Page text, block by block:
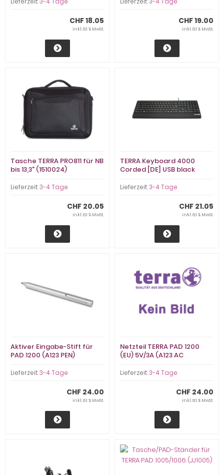
CHF 18.05
inkl. 8.1 % MwSt.
CHF 19.00
inkl. 8.1 % MwSt.
Tasche TERRA PRO811 für NB
bis 13,3" (1510024)
Lieferzeit:3-4 Tage
CHF 20.05
inkl. 8.1 % MwSt.
TERRA Keyboard 4000
Corded [DE] USB black
Lieferzeit:3-4 Tage
CHF 21.05
inkl. 8.1 % MwSt.
Aktiver Eingabe-Stift für
PAD 1200 (A123 PEN)
Lieferzeit:3-4 Tage
CHF 24.00
inkl. 8.1 % MwSt.
Netzteil TERRA PAD 1200
(EU) 5V/3A (A123 AC
Lieferzeit:3-4 Tage
CHF 24.00
inkl. 8.1 % MwSt.